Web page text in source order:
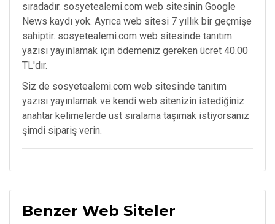
sıradadır. sosyetealemi.com web sitesinin Google
News kaydı yok. Ayrıca web sitesi 7 yıllık bir geçmişe
sahiptir. sosyetealemi.com web sitesinde tanıtım
yazısı yayınlamak için ödemeniz gereken ücret 40.00
TL'dır.
Siz de sosyetealemi.com web sitesinde tanıtım
yazısı yayınlamak ve kendi web sitenizin istediğiniz
anahtar kelimelerde üst sıralama taşımak istiyorsanız
şimdi sipariş verin.
Benzer Web Siteler